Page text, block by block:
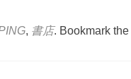
, 書店. Bookmark the